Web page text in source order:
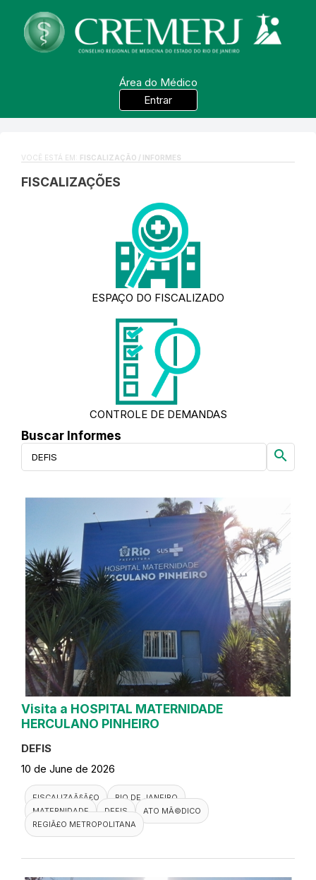
Área do Médico
Entrar
VOCÊ ESTÁ EM: FISCALIZAÇÃO / INFORMES
FISCALIZAÇÕES
ESPAÇO DO FISCALIZADO
CONTROLE DE DEMANDAS
Buscar Informes
search
Visita a HOSPITAL MATERNIDADE
HERCULANO PINHEIRO
DEFIS
10 de June de 2026
FISCALIZAÃ§Ã£O
RIO DE JANEIRO
MATERNIDADE
DEFIS
ATO MÃ©DICO
REGIÃ£O METROPOLITANA